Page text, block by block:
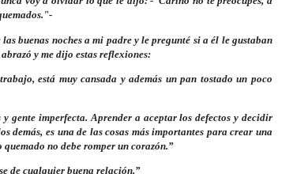
buenas noches a mi padre y le pregunté si a él le gustaban
y me dijo estas reflexiones:
está muy cansada y además un pan tostado un poco
gente imperfecta. Aprender a aceptar los defectos y decidir
demás, es una de las cosas más importantes para crear una
no debe romper un corazón.”
de cualquier buena relación.”